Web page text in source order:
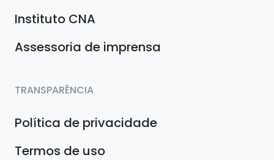
Instituto CNA
Assessoria de imprensa
TRANSPARÊNCIA
Política de privacidade
Termos de uso